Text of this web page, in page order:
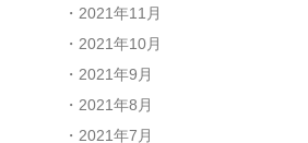
2021年11月
2021年10月
2021年9月
2021年8月
2021年7月